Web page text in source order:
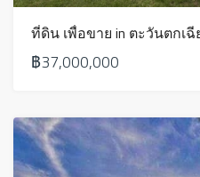
ที่ดิน เพื่อขาย in ตะวันตกเฉี
฿37,000,000